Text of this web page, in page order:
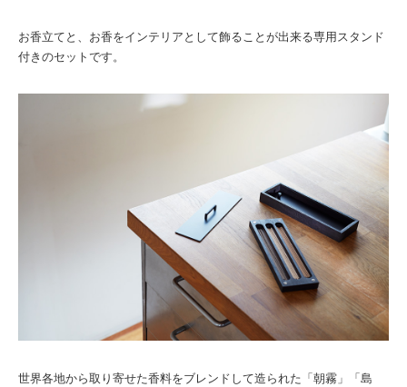
お香立てと、お香をインテリアとして飾ることが出来る専用スタンド
付きのセットです。
世界各地から取り寄せた香料をブレンドして造られた「朝霧」「島